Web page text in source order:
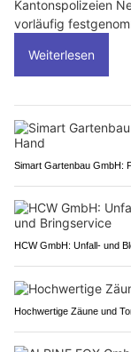
Kantonspolizeien
vorläufig
Weiterlesen
Simart Gartenbau GmbH:
HCW GmbH: Unfall‑ und
Hochwertige Zäune und